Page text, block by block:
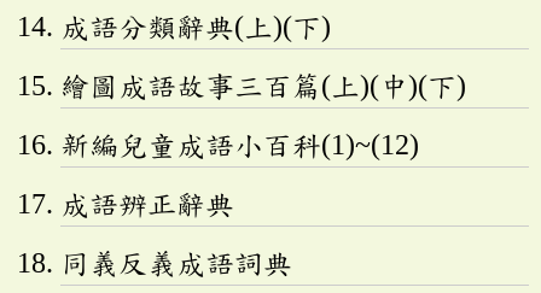
成語分類辭典(上)(下)
繪圖成語故事三百篇(上)(中)(下)
新編兒童成語小百科(1)~(12)
成語辨正辭典
同義反義成語詞典